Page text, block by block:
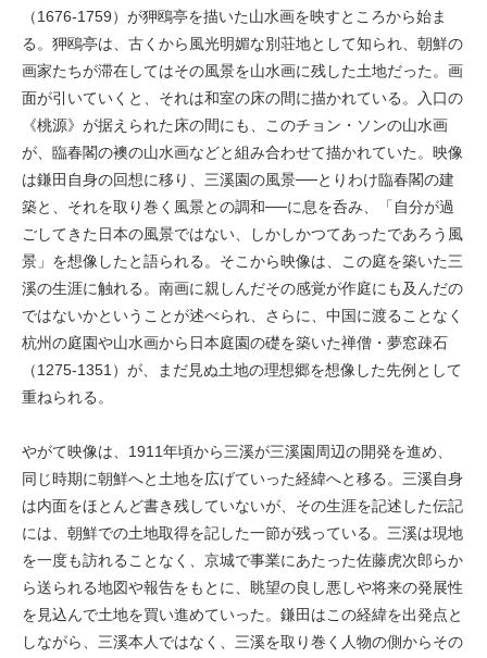
（1676-1759）が狎鴎亭を描いた山水画を映すところから始ま
る。狎鴎亭は、古くから風光明媚な別荘地として知られ、朝鮮の
画家たちが滞在してはその風景を山水画に残した土地だった。画
面が引いていくと、それは和室の床の間に描かれている。入口の
《桃源》が据えられた床の間にも、このチョン・ソンの山水画
が、臨春閣の襖の山水画などと組み合わせて描かれていた。映像
は鎌田自身の回想に移り、三溪園の風景──とりわけ臨春閣の建
築と、それを取り巻く風景との調和──に息を呑み、「自分が過
ごしてきた日本の風景ではない、しかしかつてあったであろう風
景」を想像したと語られる。そこから映像は、この庭を築いた三
溪の生涯に触れる。南画に親しんだその感覚が作庭にも及んだの
ではないかということが述べられ、さらに、中国に渡ることなく
杭州の庭園や山水画から日本庭園の礎を築いた禅僧・夢窓疎石
（1275-1351）が、まだ見ぬ土地の理想郷を想像した先例として
重ねられる。
やがて映像は、1911年頃から三溪が三溪園周辺の開発を進め、
同じ時期に朝鮮へと土地を広げていった経緯へと移る。三溪自身
は内面をほとんど書き残していないが、その生涯を記述した伝記
には、朝鮮での土地取得を記した一節が残っている。三溪は現地
を一度も訪れることなく、京城で事業にあたった佐藤虎次郎らか
ら送られる地図や報告をもとに、眺望の良し悪しや将来の発展性
を見込んで土地を買い進めていった。鎌田はこの経緯を出発点と
しながら、三溪本人ではなく、三溪を取り巻く人物の側からその